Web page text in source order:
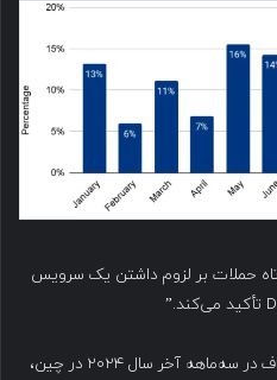
حملات بر لزوم داشتن یک سرویس
شرکت می‌گوید که پرهجوم‌ترین اهداف در سه‌ماهه آخر سال ۲۰۲۴ در چین،